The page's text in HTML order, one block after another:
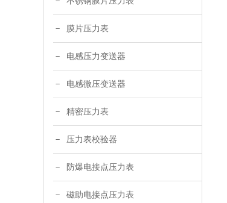
膜片压力表
电感压力变送器
电感微压变送器
精密压力表
压力表校验器
防爆电接点压力表
磁助电接点压力表